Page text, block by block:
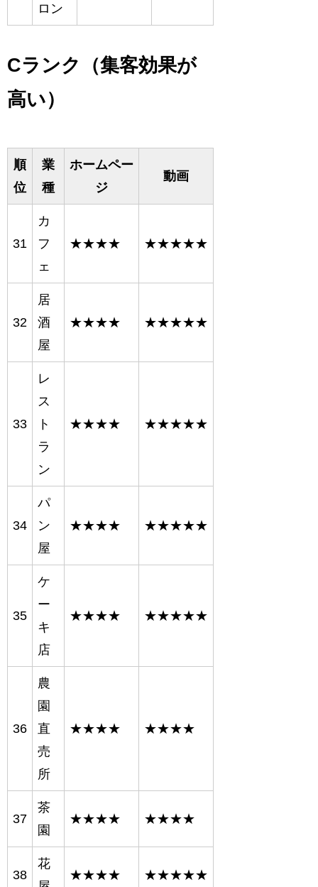
ロン
Cランク（集客効果が
高い）
順
位
業
種
ホームペー
ジ
動画
31
カ
フ
ェ
★★★★ ★★★★★
32
居
酒
屋
★★★★ ★★★★★
33
レ
ス
ト
ラ
ン
★★★★ ★★★★★
34
パ
ン
屋
★★★★ ★★★★★
35
ケ
ー
キ
店
★★★★ ★★★★★
36
農
園
直
売
所
★★★★ ★★★★
37
茶
園
★★★★ ★★★★
38
花
★★★★ ★★★★★